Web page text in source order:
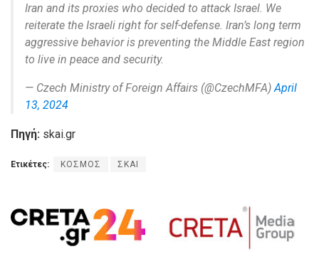
Iran and its proxies who decided to attack Israel. We
reiterate the Israeli right for self-defense. Iran’s long term
aggressive behavior is preventing the Middle East region
to live in peace and security.
— Czech Ministry of Foreign Affairs (@CzechMFA) April
13, 2024
Πηγή: skai.gr
Ετικέτες: ΚΟΣΜΟΣ ΣΚΑΙ